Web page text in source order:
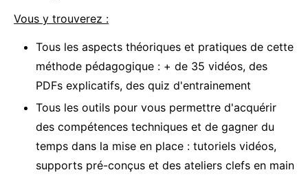
Vous y trouverez :
Tous les aspects théoriques et pratiques de cette
méthode pédagogique : + de 35 vidéos, des
PDFs explicatifs, des quiz d'entrainement
Tous les outils pour vous permettre d'acquérir
des compétences techniques et de gagner du
temps dans la mise en place : tutoriels vidéos,
supports pré-conçus et des ateliers clefs en main